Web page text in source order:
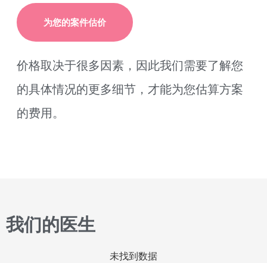
为您的案件估价
价格取决于很多因素，因此我们需要了解您
的具体情况的更多细节，才能为您估算方案
的费用。
我们的医生
未找到数据